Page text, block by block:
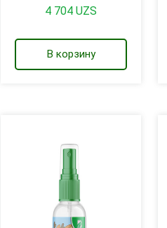
4 704UZS
В корзину